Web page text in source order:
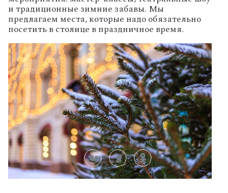
и традиционные зимние забавы. Мы
предлагаем места, которые надо обязательно
посетить в столице в праздничное время.